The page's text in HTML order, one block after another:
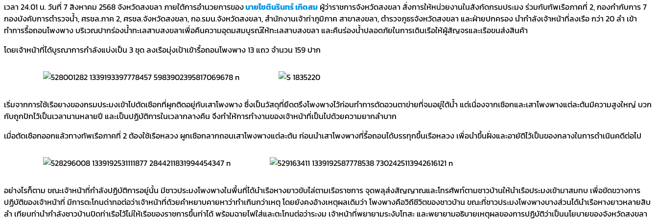
เวลา 24.01 น. วันที่ 7 สิงหาคม 2568 จังหวัดสงขลา ภายใต้การอำนวยการของนายโชตินรินทร์ เกิดสม ผู้ว่าราชการจังหวัดสงขลา สั่งการให้หน่วยงานในสังกัดกรมประมง ร่วมกับทัพเรือภาคที่ 2, กองกำกับการ 7
กองบังคับการตำรวจน้ำ, ศรชล.ภาค 2, ศรชล.จังหวัดสงขลา, กอ.รมน.จังหวัดสงขลา, สำนักงานเจ้าท่าภูมิภาค สาขาสงขลา, ตำรวจภูธรจังหวัดสงขลา และฝ่ายปกครอง นำกำลังเจ้าหน้าที่ลงเรือ กว่า 20 ลำ เข้า
ทำการรื้อถอนโพงพาง บริเวณปากร่องน้ำทะเลสาบสงขลาเพื่อคืนความอุดมสมบูรณ์ให้ทะเลสาบสงขลา และคืนร่องน้ำปลอดภัยในการเดินเรือให้ผู้สัญจรและเรือขนส่งสินค้า
โดยเจ้าหน้าที่ได้บูรณาการกำลังแบ่งเป็น 3 ชุด ลงเรือมุ่งเป้าเข้ารื้อถอนโพงพาง 13 แถว จำนวน 159 ปาก
เริ่มจากการใช้เรือยางของกรมประมงเข้าไปตัดเชือกที่ผูกติดอยู่กับเสาโพงพาง ซึ่งเป็นวัสดุที่ยึดตรึงโพงพางไว้ก่อนทำการตัดอวนตาข่ายที่จมอยู่ใต้น้ำ แต่เนื่องจากเชือกและเสาโพงพางแต่ละต้นมีความสูงใหญ่ บวก
กับถูกปักไว้เป็นเวลานานหลายปี และเป็นปฏิบัติการในเวลากลางคืน จึงทำให้การทำงานของเจ้าหน้าที่เป็นไปด้วยความยากลำบาก
เมื่อตัดเชือกออกแล้วทางทัพเรือภาคที่ 2 ต้องใช้เรือหลวง ผูกเชือกลากถอนเสาโพงพางแต่ละต้น ก่อนนำเสาโพงพางที่รื้อถอนได้บรรทุกขึ้นเรือหลวง เพื่อนำขึ้นฝั่งและอายัติไว้เป็นของกลางในการดำเนินคดีต่อไป
อย่างไรก็ตาม ขณะเจ้าหน้าที่กำลังปฏิบัติการอยู่นั้น มีชาวประมงโพงพางในพื้นที่ได้นำเรือหางยาวขับไล่ตามเรือราชการ จุดพลุส่งสัญญาณและโทรศัพท์ตามชาวบ้านให้นำเรือประมงเข้ามาสมทบ เพื่อขัดขวางการ
ปฏิบัติของเจ้าหน้าที่ มีการตะโกนด่าทอต่อว่าเจ้าหน้าที่ด้วยคำหยาบคายหาว่าทำเกินกว่าเหตุ โดยยังคงอ้างเหตุผลเดิมว่า โพงพางคือวิถีชีวิตของชาวบ้าน ขณะที่ชาวประมงโพงพางบางส่วนได้นำเรือหางยาวหลายสิบ
ลำ เทียบท่านำกำลังชาวบ้านปิดท่าเรือไว้ไม่ให้เรือของราชการขึ้นท่าได้ พร้อมฉายไฟใส่และตะโกนต่อว่าระงม เจ้าหน้าที่พยายามระงับโทสะ และพยายามอธิบายเหตุผลของการปฏิบัติว่าเป็นนโยบายของจังหวัดสงขลา